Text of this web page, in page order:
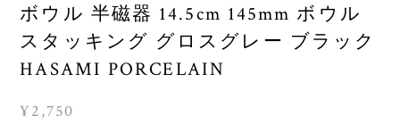
ボウル 半磁器 14.5cm 145mm ボウル
スタッキング グロスグレー ブラック
HASAMI PORCELAIN
¥2,750